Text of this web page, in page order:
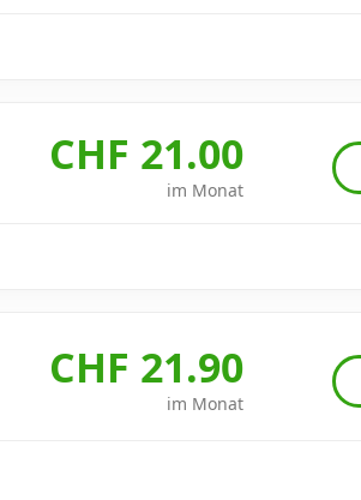
CHF 21.00
im Monat
CHF 21.90
im Monat